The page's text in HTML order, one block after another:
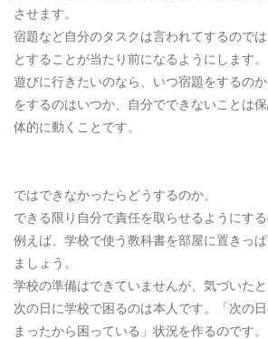
させます。
宿題など自分のタスクは言われてするので
とすることが当たり前になるようにします。
遊びに行きたいのなら、いつ宿題をするの
をするのはいつか、自分でできないことは
体的に動くことです。
ではできなかったらどうするのか。
できる限り自分で責任を取らせるようにする
例えば、学校で使う教科書を部屋に置きっ
ましょう。
学校の準備はできていませんが、気づいたと
次の日に学校で困るのは本人です。「次の
まったから困っている」状況を作るのです。